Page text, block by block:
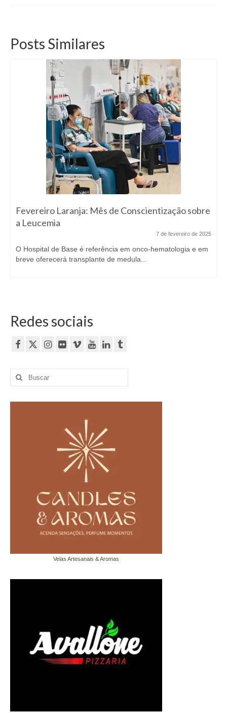
Posts Similares
Fevereiro Laranja: Mês de Conscientização sobre
a Leucemia
7 de fevereiro de 2025
O Hospital de Base é referência em onco-hematologia e em
breve oferecerá transplante de medula...
Redes sociais
Buscar
por:
Velas Artesanais & Aromas